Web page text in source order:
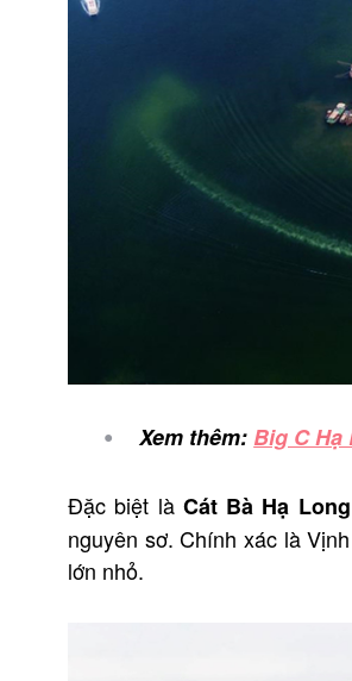
Xem thêm: Big C
Đặc biệt là Cát Bà Hạ
nguyên sơ. Chính xác là
lớn nhỏ.